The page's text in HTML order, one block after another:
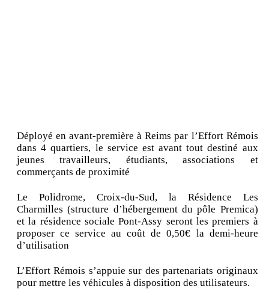
Déployé en avant-première à Reims par l’Effort Rémois
dans 4 quartiers, le service est avant tout destiné aux
jeunes travailleurs, étudiants, associations et
commerçants de proximité
Le Polidrome, Croix-du-Sud, la Résidence Les
Charmilles (structure d’hébergement du pôle Premica)
et la résidence sociale Pont-Assy seront les premiers à
proposer ce service au coût de 0,50€ la demi-heure
d’utilisation
L’Effort Rémois s’appuie sur des partenariats originaux
pour mettre les véhicules à disposition des utilisateurs.